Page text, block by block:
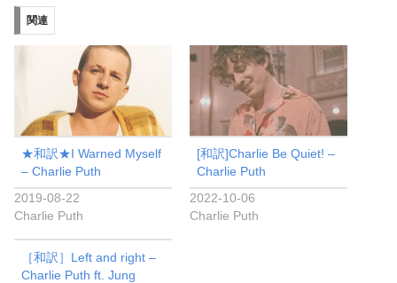
関連
★和訳★I Warned Myself
– Charlie Puth
2019-08-22
Charlie Puth
[和訳]Charlie Be Quiet! –
Charlie Puth
2022-10-06
Charlie Puth
［和訳］Left and right –
Charlie Puth ft. Jung